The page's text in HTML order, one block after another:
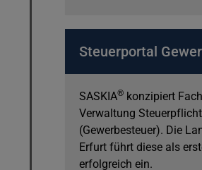
Steuerportal
SASKIA® konzipiert
Verwaltung
(Gewerbesteuer). Die
Erfurt führt diese als
erfolgreich ein.